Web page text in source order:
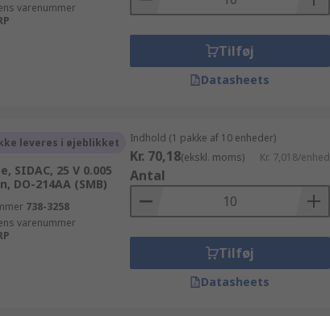
varenummer
Tilføj
Datasheets
leveres i øjeblikket
SIDAC, 25 V 0.005
DO-214AA (SMB)
738-3258
varenummer
Indhold (1 pakke af 10 enheder)
Kr. 70,18(ekskl. moms) Kr. 7,018/enhed
Antal
Tilføj
Datasheets